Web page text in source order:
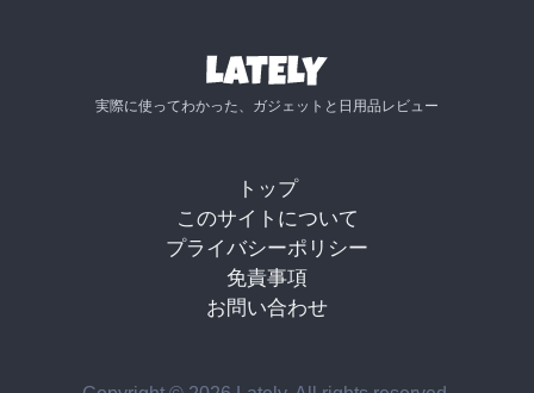
実際に使ってわかった、ガジェットと日用品レビュー
トップ
このサイトについて
プライバシーポリシー
免責事項
お問い合わせ